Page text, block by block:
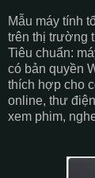
Mẫu máy tính
trên thị trường
Tiêu chuẩn:
có bản quyền
thích hợp cho
online, thư
xem phim,